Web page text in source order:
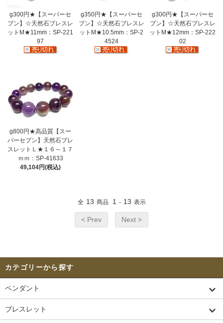
g300円★【スーパーセ
ブン】☆天然石ブレスレ
ットM★11mm：SP-221
97
g350円★【スーパーセ
ブン】☆天然石ブレスレ
ットM★10.5mm：SP-2
4524
g300円★【スーパーセ
ブン】☆天然石ブレスレ
ットM★12mm：SP-222
02
g800円★高品質【スー
パーセブン】天然石ブレ
スレットＬ★１６～１７
ｍｍ：SP-41633
49,104円(税込)
全 13 商品 1 - 13 表示
< Prev Next >
カテゴリーから探す
ペンダント
ブレスレット